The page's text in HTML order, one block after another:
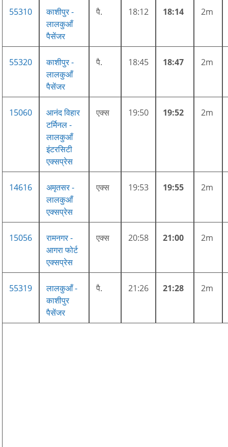
55310
काशीपुर -
लालकुआँ
पैसेंजर
पै. 18:12 18:14 2m
55320
काशीपुर -
लालकुआँ
पैसेंजर
पै. 18:45 18:47 2m
15060
आनंद विहार
टर्मिनल -
लालकुआँ
इंटरसिटी
एक्सप्रेस
एक्स 19:50 19:52 2m
14616
अमृतसर -
लालकुआँ
एक्सप्रेस
एक्स 19:53 19:55 2m
15056
रामनगर -
आगरा फोर्ट
एक्सप्रेस
एक्स 20:58 21:00 2m
55319
लालकुआँ -
काशीपुर
पैसेंजर
पै. 21:26 21:28 2m